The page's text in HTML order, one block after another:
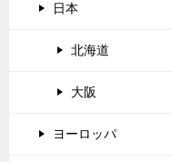
日本
北海道
大阪
ヨーロッパ